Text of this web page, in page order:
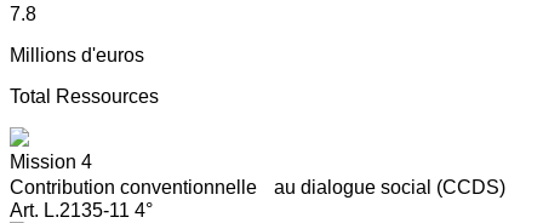
7.8
Millions d'euros
Total Ressources
Mission 4
Contribution conventionnelle au dialogue social (CCDS)
Art. L.2135-11 4°